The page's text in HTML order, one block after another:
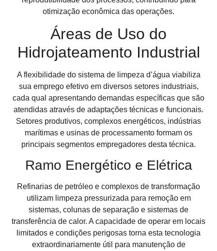
otimização econômica das operações.
Áreas de Uso do
Hidrojateamento Industrial
A flexibilidade do sistema de limpeza d’água viabiliza
sua emprego efetivo em diversos setores industriais,
cada qual apresentando demandas específicas que são
atendidas através de adaptações técnicas e funcionais.
Setores produtivos, complexos energéticos, indústrias
marítimas e usinas de processamento formam os
principais segmentos empregadores desta técnica.
Ramo Energético e Elétrica
Refinarias de petróleo e complexos de transformação
utilizam limpeza pressurizada para remoção em
sistemas, colunas de separação e sistemas de
transferência de calor. A capacidade de operar em locais
limitados e condições perigosas torna esta tecnologia
extraordinariamente útil para manutenção de